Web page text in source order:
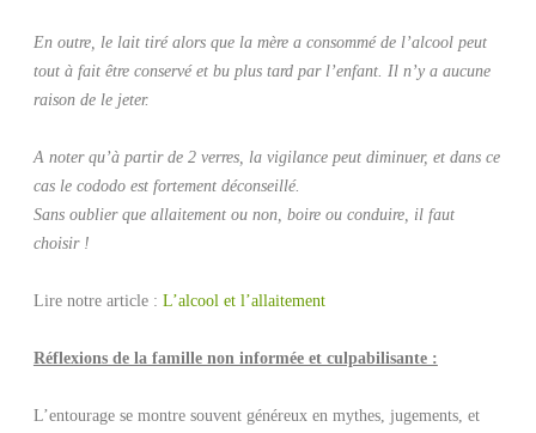
En outre, le lait tiré alors que la mère a consommé de l’alcool peut
tout à fait être conservé et bu plus tard par l’enfant. Il n’y a aucune
raison de le jeter.
A noter qu’à partir de 2 verres, la vigilance peut diminuer, et dans ce
cas le cododo est fortement déconseillé.
Sans oublier que allaitement ou non, boire ou conduire, il faut
choisir !
Lire notre article : L’alcool et l’allaitement
Réflexions de la famille non informée et culpabilisante :
L’entourage se montre souvent généreux en mythes, jugements, et